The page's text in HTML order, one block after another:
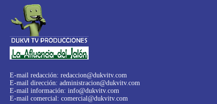
E-mail redacción: redaccion@dukvitv.com
E-mail dirección: administracion@dukvitv.com
E-mail información: info@dukvitv.com
E-mail comercial: comercial@dukvitv.com